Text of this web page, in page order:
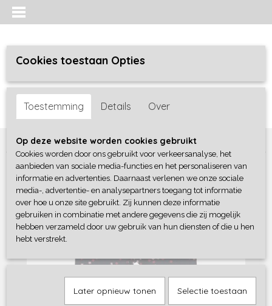
Inloggen Registreren
Home >Meisjes baby>broeken / leggings>Dirkje
Cookies toestaan Opties
Toestemming Details Over
Op deze website worden cookies gebruikt
Cookies worden door ons gebruikt voor verkeersanalyse, het
aanbieden van sociale media-functies en het personaliseren van
informatie en advertenties. Daarnaast verlenen we onze sociale
media-, advertentie- en analysepartners toegang tot informatie
over hoe u onze site gebruikt. Zij kunnen deze informatie
gebruiken in combinatie met andere gegevens die zij mogelijk
hebben verzameld door uw gebruik van hun diensten of die u hen
hebt verstrekt.
Later opnieuw tonen Selectie toestaan